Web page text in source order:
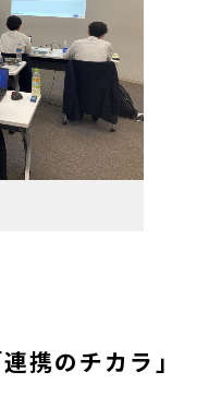
携のチカラ」